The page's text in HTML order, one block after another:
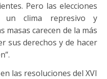
Pero las elecciones
clima represivo y
masas carecen de la más
sus derechos y de hacer
las resoluciones del XVI